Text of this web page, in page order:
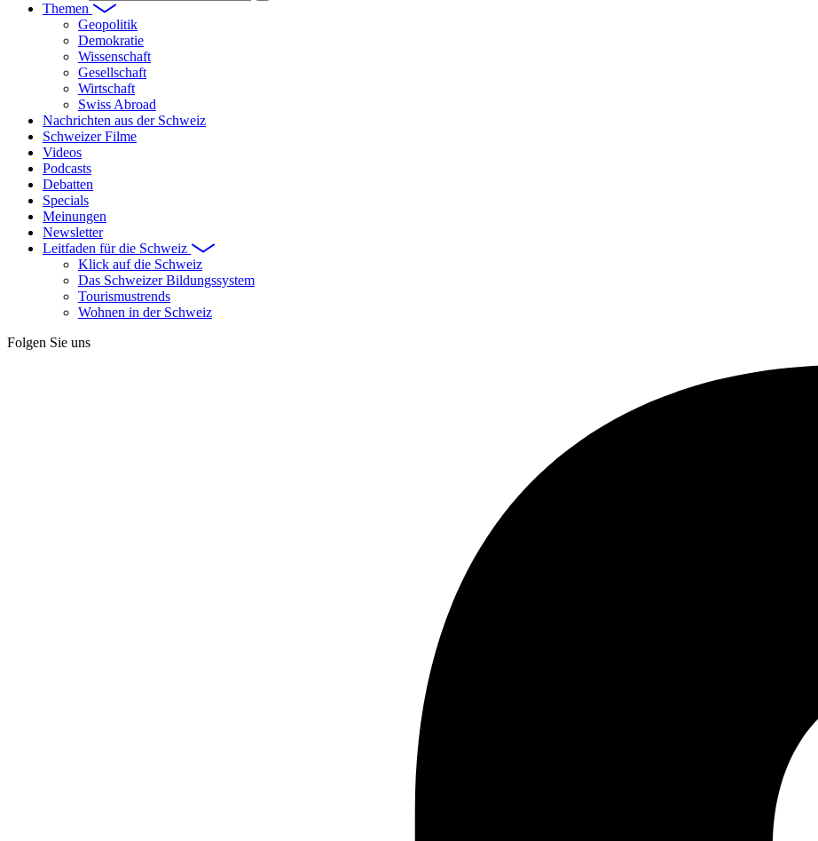
Themen
Geopolitik
Demokratie
Wissenschaft
Gesellschaft
Wirtschaft
Swiss Abroad
Nachrichten aus der Schweiz
Schweizer Filme
Videos
Podcasts
Debatten
Specials
Meinungen
Newsletter
Leitfaden für die Schweiz
Klick auf die Schweiz
Das Schweizer Bildungssystem
Tourismustrends
Wohnen in der Schweiz
Folgen Sie uns